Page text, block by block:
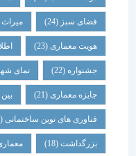
فضای سبز(24) میراث معماری
هویت معماری (23) اطلاعات
جشنواره(22) نمای شهری(22)
جایزه معماری (21) بین الملل(21)
فناوری های نوین ساختمانی(19)
بزرگداشت (18) معماری